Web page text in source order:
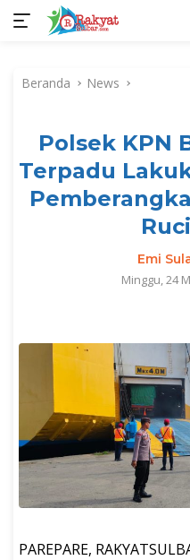
kontenBeranda News
Polsek KPN
Terpadu
Emi
Minggu, 24
PAREPARE,